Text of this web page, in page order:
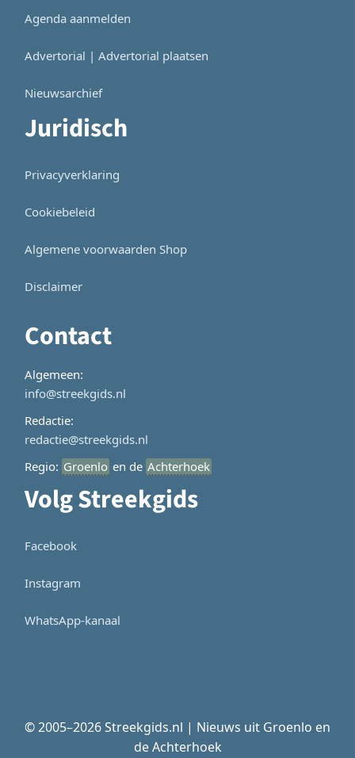
Agenda aanmelden
Advertorial | Advertorial plaatsen
Nieuwsarchief
Juridisch
Privacyverklaring
Cookiebeleid
Algemene voorwaarden Shop
Disclaimer
Contact
Algemeen:
info@streekgids.nl
Redactie:
redactie@streekgids.nl
Regio: Groenlo en de Achterhoek
Volg Streekgids
Facebook
Instagram
WhatsApp-kanaal
© 2005–2026 Streekgids.nl | Nieuws uit Groenlo en
de Achterhoek